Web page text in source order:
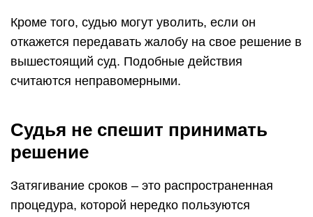
Кроме того, судью могут уволить, если он
откажется передавать жалобу на свое решение в
вышестоящий суд. Подобные действия
считаются неправомерными.
Судья не спешит принимать
решение
Затягивание сроков – это распространенная
процедура, которой нередко пользуются